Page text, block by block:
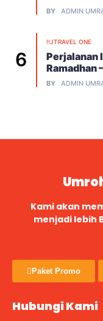
BY ADMIN
!!JTRAVEL ONE
Perjalanan
Ramadhan
BY ADMIN
Kami akan
menjadi lebih
Paket Promo
Hubungi Kami